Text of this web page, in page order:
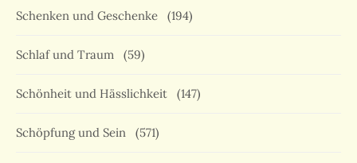
Schenken und Geschenke (194)
Schlaf und Traum (59)
Schönheit und Hässlichkeit (147)
Schöpfung und Sein (571)